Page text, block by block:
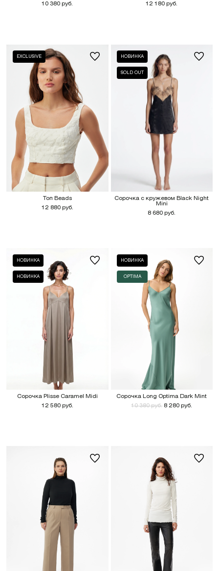
10 380 руб.
12 180 руб.
EXCLUSIVE
Топ Beads
12 880 руб.
НОВИНКА
SOLD OUT
Сорочка с кружевом Black Night
Mini
8 680 руб.
НОВИНКА
НОВИНКА
Сорочка Plisse Caramel Midi
12 580 руб.
НОВИНКА
OPTIMA
Сорочка Long Optima Dark Mint
10 380 руб. 8 280 руб.